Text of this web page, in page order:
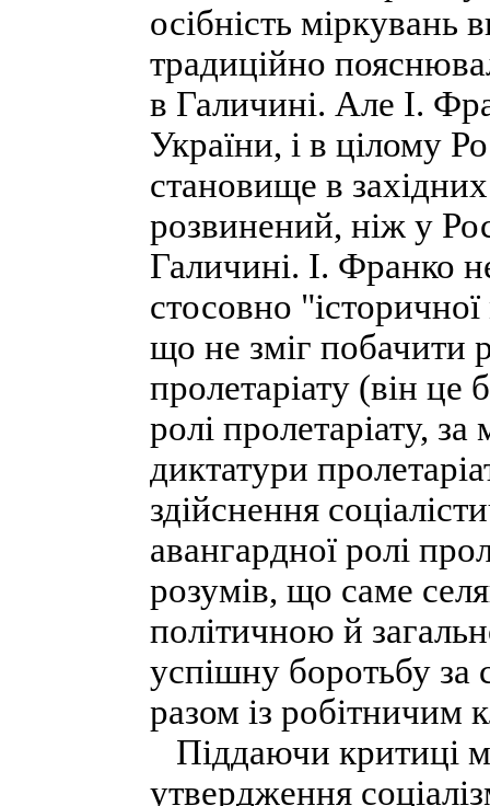
осібність міркувань
традиційно
в Галичині. Але І.
України, і в цілому
становище в
розвинений, ніж у
Галичині. І. Франко
стосовно
що не зміг побачити
пролетаріату (він це
ролі пролетаріату,
диктатури
здійснення
авангардної ролі
розумів, що саме
політичною й
успішну боротьбу за
разом із робітничим
Піддаючи критиці
утвердження